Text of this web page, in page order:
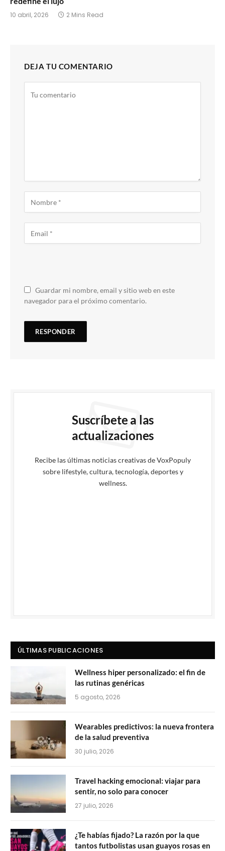
10 abril, 2026 2 Mins Read
DEJA TU COMENTARIO
Guardar mi nombre, email y sitio web en este
navegador para el próximo comentario.
Suscríbete a las
actualizaciones
Recibe las últimas noticias creativas de VoxPopuly
sobre lifestyle, cultura, tecnología, deportes y
wellness.
ÚLTIMAS PUBLICACIONES
Wellness hiper personalizado: el fin de
las rutinas genéricas
5 agosto, 2026
Wearables predictivos: la nueva frontera
de la salud preventiva
30 julio, 2026
Travel hacking emocional: viajar para
sentir, no solo para conocer
27 julio, 2026
¿Te habías fijado? La razón por la que
tantos futbolistas usan guayos rosas en